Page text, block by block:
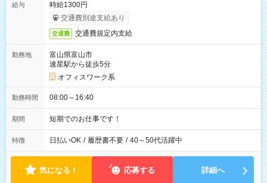
給与
時給1300円
交通費別途支給あり
交通費 交通費規定内支給
勤務地
富山県富山市
速星駅から徒歩5分
オフィスワーク系
勤務時間 08:00～16:40
期間 短期でのお仕事です！
特徴 日払いOK / 履歴書不要 / 40～50代活躍中
気になる！ 応募する 詳細へ